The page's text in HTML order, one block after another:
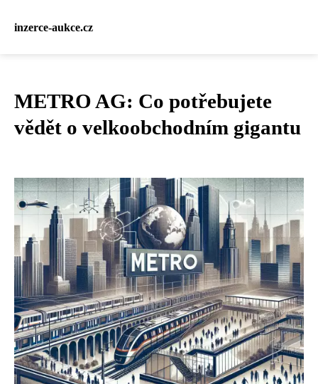
inzerce-aukce.cz
METRO AG: Co potřebujete
vědět o velkoobchodním gigantu